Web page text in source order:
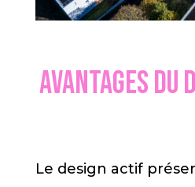
Avantages
Le design actif